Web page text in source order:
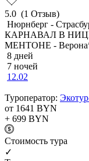
5.0 (1 Отзыв)
Нюрнберг -
КАРНАВАЛ В
МЕНТОНЕ -
8 дней
7 ночей
12.02
Туроператор:
от 1641 BYN
+ 699 BYN
Cтоимость тура
✓